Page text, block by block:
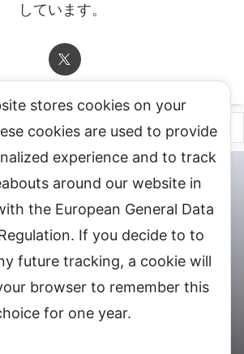
しています。
込 DXLIVE求人.comへお問合せ
DXLIVE 退
式サイト
のチャットレディ求人情報サイト
stores cookies on your
cookies are used to provide
experience and to track
around our website in
the European General Data
If you decide to to
future tracking, a cookie will
browser to remember this
for one year.